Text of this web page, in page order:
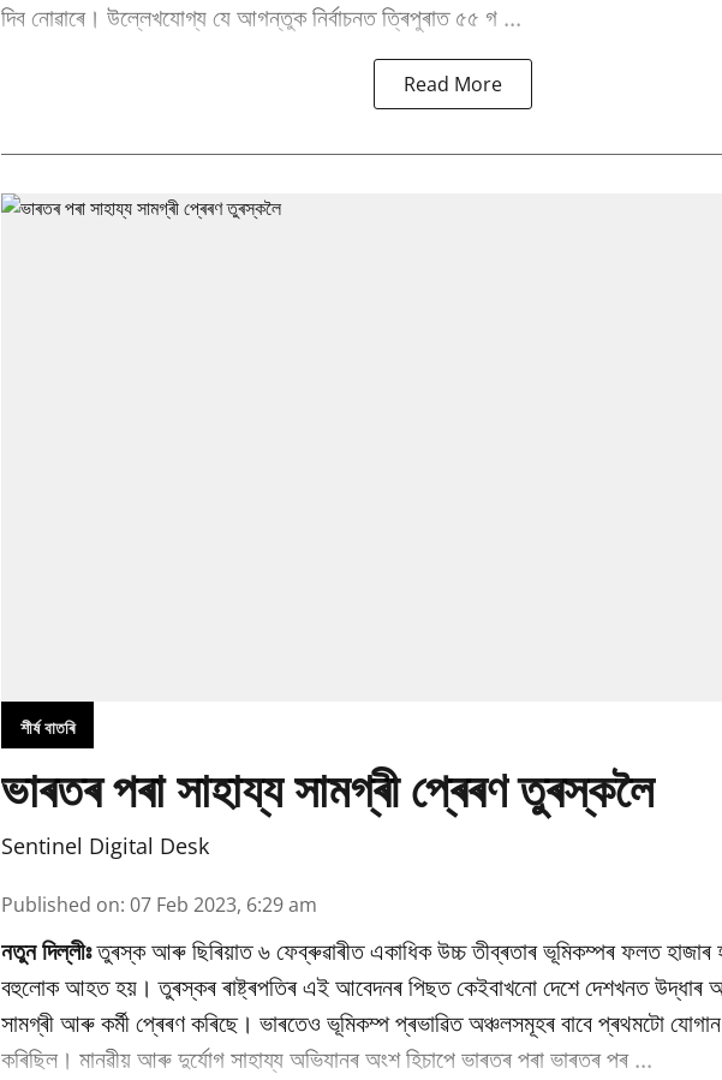
দিব নোৱাৰে। উল্লেখযোগ্য যে আগন্তুক নিৰ্বাচনত ত্ৰিপুৰাত ৫৫ গ ...
Read More
শীৰ্ষ বাতৰি
ভাৰতৰ পৰা সাহায্য সামগ্ৰী প্ৰেৰণ তুৰস্কলৈ
Sentinel Digital Desk
Published on: 07 Feb 2023, 6:29 am
নতুন দিল্লীঃতুৰস্ক আৰু ছিৰিয়াত ৬ ফেব্ৰুৱাৰীত একাধিক উচ্চ তীব্ৰতাৰ ভূমিকম্পৰ ফলত
বহুলোক আহত হয়। তুৰস্কৰ ৰাষ্ট্ৰপতিৰ এই আবেদনৰ পিছত কেইবাখনো দেশে দেশখনত উদ্ধাৰ
সামগ্ৰী আৰু কৰ্মী প্ৰেৰণ কৰিছে। ভাৰতেও ভূমিকম্প প্ৰভাৱিত অঞ্চলসমূহৰ বাবে প্ৰথমটো
কৰিছিল। মানৱীয় আৰু দুৰ্যোগ সাহায্য অভিযানৰ অংশ হিচাপে ভাৰতৰ পৰা ভাৰতৰ পৰ ...